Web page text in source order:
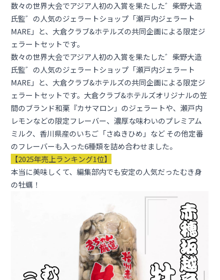
数々の世界大会でアジア人初の入賞を果たした゛柴野大造
氏監゛の人気のジェラートショップ「瀬戸内ジェラート
MARE」と、大倉クラブ&ホテルズの共同企画による限定ジ
ェラートセットです。
数々の世界大会でアジア人初の入賞を果たした゛柴野大造
氏監゛の人気のジェラートショップ「瀬戸内ジェラート
MARE」と、大倉クラブ&ホテルズの共同企画による限定ジ
ェラートセットです。大倉クラブ&ホテルズオリジナルの笠
間のブランド和栗『カサマロン」のジェラートや、瀬戸内
レモンなどの限定フレーバー、濃厚な味わいのプレミアム
ミルク、香川県産のいちご「さぬきひめ」など その他定番
のフレーバーも入った6種類を詰め合わせました。
【2025年売上ランキング1位】
本当に美味しくて、編集部内でも安定の人気だったむき身
の牡蠣！